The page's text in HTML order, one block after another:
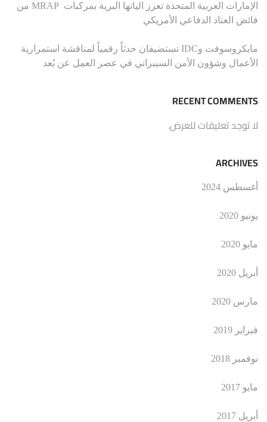
الإمارات العربية المتحدة تعزز الياتها البرية بمركبات MRAP من
فائض العتاد الدفاعي الأمريكي
مايكروسوفت وIDC تستضيفان حدثاً رقمياً لمناقشة استمرارية
الأعمال وشؤون الأمن السيبراني في عصر العمل عن بُعد
RECENT COMMENTS
لا توجد تعليقات للعرض.
ARCHIVES
أغسطس 2024
يونيو 2020
مايو 2020
أبريل 2020
مارس 2020
فبراير 2019
نوفمبر 2018
مايو 2017
أبريل 2017